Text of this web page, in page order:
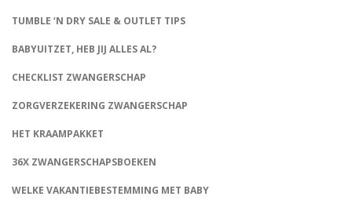
TUMBLE ‘N DRY SALE & OUTLET TIPS
BABYUITZET, HEB JIJ ALLES AL?
CHECKLIST ZWANGERSCHAP
ZORGVERZEKERING ZWANGERSCHAP
HET KRAAMPAKKET
36X ZWANGERSCHAPSBOEKEN
WELKE VAKANTIEBESTEMMING MET BABY